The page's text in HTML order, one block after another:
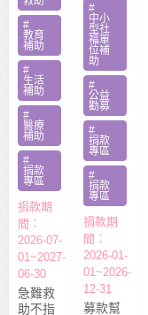
#
教育
補助
#
生活
補助
#
醫療
補助
#
捐款
專區
捐款期
間：
2026-07-
01~2027-
06-30
急難救
助不指
捐款
#
中小
型社
福單
位補
助
#
公益
勸募
#
捐款
專區
#
捐款
專區
捐款期
間：
2026-01-
01~2026-
12-31
募款幫